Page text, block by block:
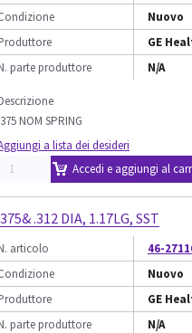
Nuovo
GE
parte produttore
N/A
NOM SPRING
a lista dei desideri
Accedi e aggiungi al
.312 DIA, 1.17LG, SST
articolo
46-
Nuovo
GE
parte produttore
N/A